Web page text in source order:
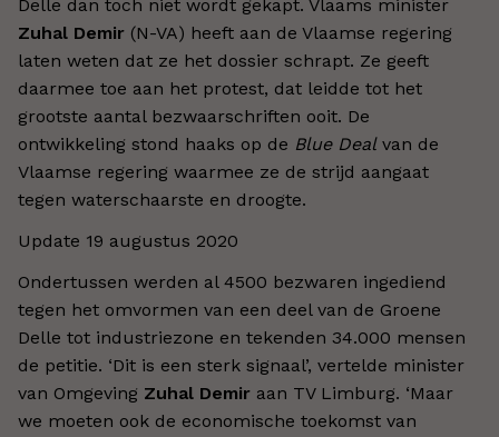
Delle dan toch niet wordt gekapt. Vlaams minister
Zuhal Demir (N-VA) heeft aan de Vlaamse regering
laten weten dat ze het dossier schrapt. Ze geeft
daarmee toe aan het protest, dat leidde tot het
grootste aantal bezwaarschriften ooit. De
ontwikkeling stond haaks op de Blue Dealvan de
Vlaamse regering waarmee ze de strijd aangaat
tegen waterschaarste en droogte.
Update 19 augustus 2020
Ondertussen werden al 4500 bezwaren ingediend
tegen het omvormen van een deel van de Groene
Delle tot industriezone en tekenden 34.000 mensen
de petitie. ‘Dit is een sterk signaal’, vertelde minister
van Omgeving Zuhal Demir aan TV Limburg. ‘Maar
we moeten ook de economische toekomst van